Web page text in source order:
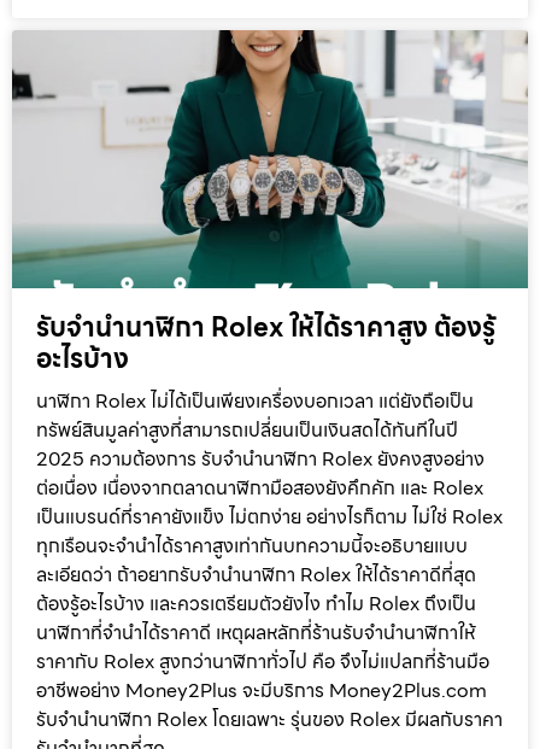
รับจำนำนาฬิกา Rolex ให้ได้ราคาสูง ต้องรู้
อะไรบ้าง
นาฬิกา Rolex ไม่ได้เป็นเพียงเครื่องบอกเวลา แต่ยังถือเป็น
ทรัพย์สินมูลค่าสูงที่สามารถเปลี่ยนเป็นเงินสดได้ทันทีในปี
2025 ความต้องการ รับจำนำนาฬิกา Rolex ยังคงสูงอย่าง
ต่อเนื่อง เนื่องจากตลาดนาฬิกามือสองยังคึกคัก และ Rolex
เป็นแบรนด์ที่ราคายังแข็ง ไม่ตกง่าย อย่างไรก็ตาม ไม่ใช่ Rolex
ทุกเรือนจะจำนำได้ราคาสูงเท่ากันบทความนี้จะอธิบายแบบ
ละเอียดว่า ถ้าอยากรับจำนำนาฬิกา Rolex ให้ได้ราคาดีที่สุด
ต้องรู้อะไรบ้าง และควรเตรียมตัวยังไง ทำไม Rolex ถึงเป็น
นาฬิกาที่จำนำได้ราคาดี เหตุผลหลักที่ร้านรับจำนำนาฬิกาให้
ราคากับ Rolex สูงกว่านาฬิกาทั่วไป คือ จึงไม่แปลกที่ร้านมือ
อาชีพอย่าง Money2Plus จะมีบริการ Money2Plus.com
รับจำนำนาฬิกา Rolex โดยเฉพาะ รุ่นของ Rolex มีผลกับราคา